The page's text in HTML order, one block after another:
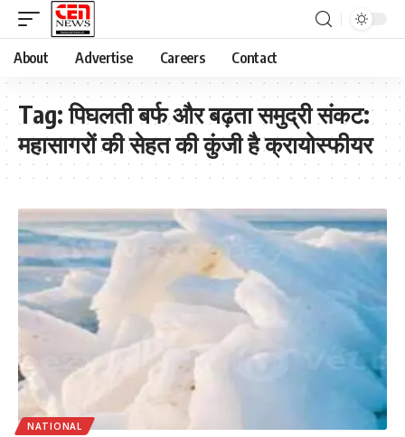
About Advertise Careers Contact
Tag:पिघलती बर्फ और बढ़ता समुद्री संकट:
महासागरों की सेहत की कुंजी है क्रायोस्फीयर
NATIONAL